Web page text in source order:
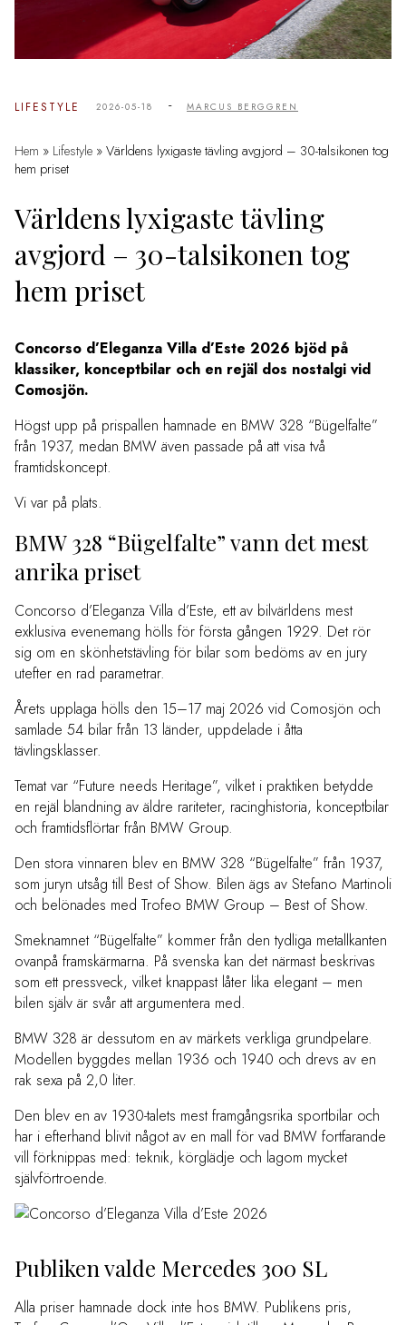
LIFESTYLE 2026-05-18 - MARCUS BERGGREN
Hem » Lifestyle » Världens lyxigaste tävling avgjord – 30-talsikonen tog
hem priset
Världens lyxigaste tävling
avgjord – 30-talsikonen tog
hem priset
Concorso d’Eleganza Villa d’Este 2026 bjöd på
klassiker, konceptbilar och en rejäl dos nostalgi vid
Comosjön.
Högst upp på prispallen hamnade en BMW 328 “Bügelfalte”
från 1937, medan BMW även passade på att visa två
framtidskoncept.
Vi var på plats.
BMW 328 “Bügelfalte” vann det mest
anrika priset
Concorso d’Eleganza Villa d’Este, ett av bilvärldens mest
exklusiva evenemang hölls för första gången 1929. Det rör
sig om en skönhetstävling för bilar som bedöms av en jury
utefter en rad parametrar.
Årets upplaga hölls den 15–17 maj 2026 vid Comosjön och
samlade 54 bilar från 13 länder, uppdelade i åtta
tävlingsklasser.
Temat var “Future needs Heritage”, vilket i praktiken betydde
en rejäl blandning av äldre rariteter, racinghistoria, konceptbilar
och framtidsflörtar från BMW Group.
Den stora vinnaren blev en BMW 328 “Bügelfalte” från 1937,
som juryn utsåg till Best of Show. Bilen ägs av Stefano Martinoli
och belönades med Trofeo BMW Group – Best of Show.
Smeknamnet “Bügelfalte” kommer från den tydliga metallkanten
ovanpå framskärmarna. På svenska kan det närmast beskrivas
som ett pressveck, vilket knappast låter lika elegant – men
bilen själv är svår att argumentera med.
BMW 328 är dessutom en av märkets verkliga grundpelare.
Modellen byggdes mellan 1936 och 1940 och drevs av en
rak sexa på 2,0 liter.
Den blev en av 1930-talets mest framgångsrika sportbilar och
har i efterhand blivit något av en mall för vad BMW fortfarande
vill förknippas med: teknik, körglädje och lagom mycket
självförtroende.
Publiken valde Mercedes 300 SL
Alla priser hamnade dock inte hos BMW. Publikens pris,